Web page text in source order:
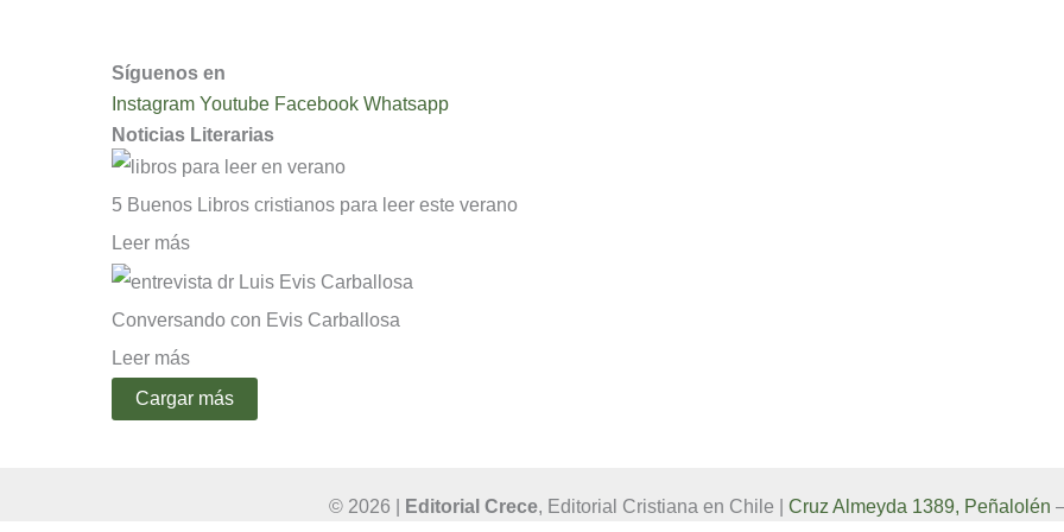
Síguenos en
Instagram Youtube Facebook Whatsapp
Noticias Literarias
5 Buenos Libros cristianos para leer este verano
Leer más
Conversando con Evis Carballosa
Leer más
Cargar más
© 2026 | Editorial Crece, Editorial Cristiana en Chile | Cruz Almeyda 1389, Peñalolén